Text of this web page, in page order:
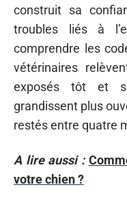
construit sa
troubles liés à
comprendre les
vétérinaires
exposés tôt et
grandissent plus
restés entre quatre
A lire aussi :
votre chien ?